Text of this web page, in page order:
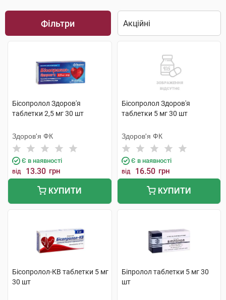
Фільтри
Бісопролол Здоров'я
таблетки 2,5 мг 30 шт
Здоров'я ФК
Є в наявності
від 13.30 грн
КУПИТИ
Бісопролол Здоров'я
таблетки 5 мг 30 шт
Здоров'я ФК
Є в наявності
від 16.50 грн
КУПИТИ
Бісопролол-КВ таблетки 5 мг
30 шт
Біпролол таблетки 5 мг 30
шт